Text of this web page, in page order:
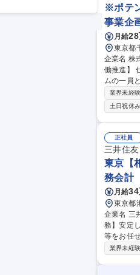
※ポテ
事業企
月給
東京都
企業名 株式会社三菱ＵＦＪ銀行 求
働推進】 仕事の内容 今後の成長意欲や可能性を期待して、グローバルDXのCenter of Excellenceを推進するチー
ムの一員
だきます。 【魅力】■BPRの基本的な考え方にも触れて頂きつつ、邦銀随一の海外ネットワークを
て、グロ
宅勤務は
用者となり、
bal DX
業界未経
土日祝休み
正社員
三井住
東京【
務会計
月給
東京都
企業名 三井住友ト
務】安定した環境で専門性を
等をお任
【業務詳
対応する
業界未経